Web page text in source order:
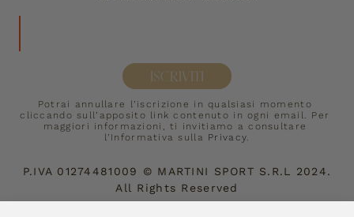
ISCRIVITI
Potrai annullare l’iscrizione in qualsiasi momento
cliccando sull’apposito link contenuto in ogni email. Per
maggiori informazioni, ti invitiamo a consultare
l’Informativa sulla Privacy
P.IVA 01274481009 © MARTINI SPORT S.R.L
2024.
All Rights Reserved